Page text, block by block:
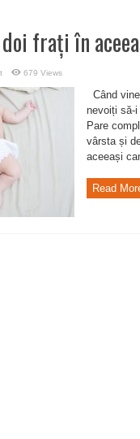
frați în
679 Views
Când
nevoiți să-
Pare
vârsta și
aceeași
Read